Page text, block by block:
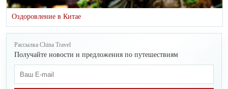
Оздоровление в Китае
Рассылка China Travel
Получайте новости и предложения по путешествиям